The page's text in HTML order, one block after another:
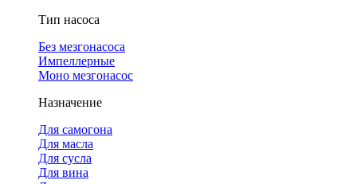
Тип насоса
Без мезгонасоса
Импеллерные
Моно мезгонасос
Назначение
Для самогона
Для масла
Для сусла
Для вина